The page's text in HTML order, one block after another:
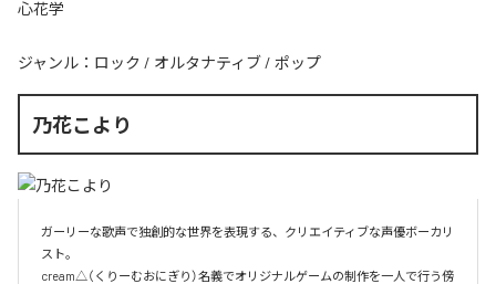
心花学
ジャンル： ロック / オルタナティブ / ポップ
乃花こより
ガーリーな歌声で独創的な世界を表現する、クリエイティブな声優ボーカリ
スト。
cream△（くりーむおにぎり）名義でオリジナルゲームの制作を一人で行う傍